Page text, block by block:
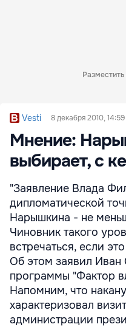
Vesti 8 декабря 2010, 14:59
Мнение:
выбирает, с
"Заявление Влада
дипломатической
Нарышкина - не
Чиновник такого
встречаться, если
Об этом заявил Иван
программы "Фактор
Напомним, что
характеризовал
администрации